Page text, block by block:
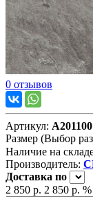
0 отзывов
Артикул: А201100
Размер (Выбор
Наличие на
Производитель:
Доставка по
2 850 р. 2 850 р. %